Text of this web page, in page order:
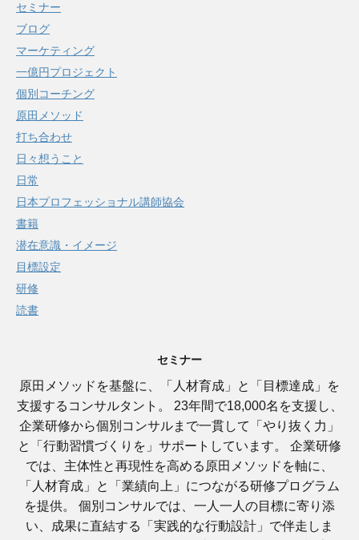
セミナー
ブログ
マーケティング
一億円プロジェクト
個別コーチング
原田メソッド
打ち合わせ
日々想うこと
日常
日本プロフェッショナル講師協会
書籍
潜在意識・イメージ
目標設定
研修
読書
セミナー
原田メソッドを基盤に、「人材育成」と「目標達成」を
支援するコンサルタント。 23年間で18,000名を支援し、
企業研修から個別コンサルまで一貫して「やり抜く力」
と「行動習慣づくりを」サポートしています。 企業研修
では、主体性と再現性を高める原田メソッドを軸に、
「人材育成」と「業績向上」につながる研修プログラム
を提供。 個別コンサルでは、一人一人の目標に寄り添
い、成果に直結する「実践的な行動設計」で伴走しま